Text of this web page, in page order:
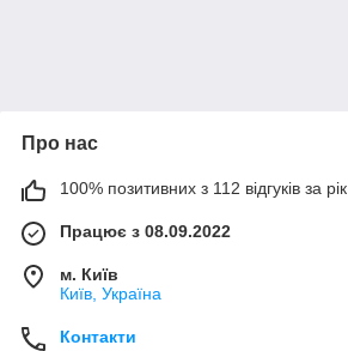
Про нас
100% позитивних з 112 відгуків за рік
Працює з 08.09.2022
м. Київ
Київ, Україна
Контакти